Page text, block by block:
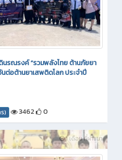
นรณรงค์ “รวมพลังไทย ต้านภัยยา
นต่อต้านยาเสพติดโลก ประจำปี
) 3462 0
1 เดือน ที่ผ่านมา